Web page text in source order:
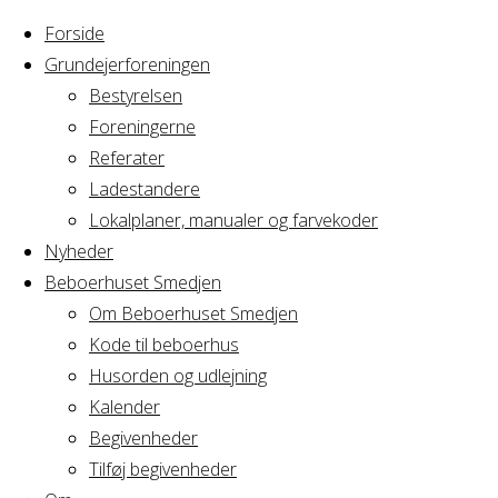
Forside
Grundejerforeningen
Bestyrelsen
Foreningerne
Referater
Ladestandere
Lokalplaner, manualer og farvekoder
Nyheder
Beboerhuset Smedjen
Om Beboerhuset Smedjen
Kode til beboerhus
Husorden og udlejning
Kalender
Begivenheder
Tilføj begivenheder
Home
Arrangement
Brunch
Brunch
Hvornår
07/10/2018
Hele dagen